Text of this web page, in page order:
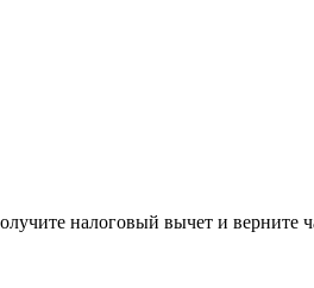
налоговый вычет и верните